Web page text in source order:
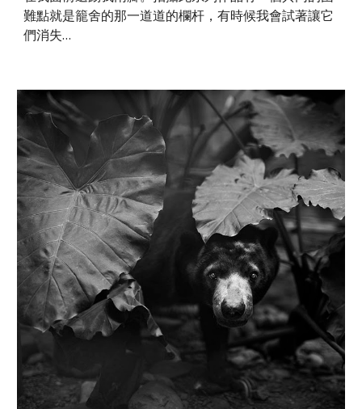
難點就是籠舍的那一道道的欄杆，有時候我會試著讓它
們消失…